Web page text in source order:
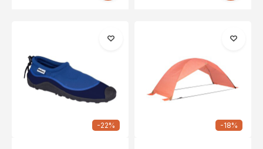
-22% -18%